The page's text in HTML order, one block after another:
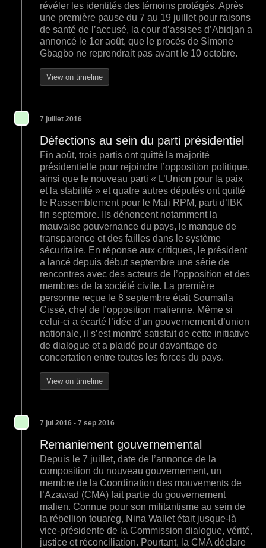
révéler les identités des témoins protégés. Après
une première pause du 7 au 19 juillet pour raisons
de santé de l’accusé, la cour d’assises d’Abidjan a
annoncé le 1er août, que le procès de Simone
Gbagbo ne reprendrait pas avant le 10 octobre.
View on timeline
7 juillet 2016
Défections au sein du parti présidentiel
Fin août, trois partis ont quitté la majorité
présidentielle pour rejoindre l’opposition politique,
ainsi que le nouveau parti « L’Union pour la paix
et la stabilité » et quatre autres députés ont quitté
le Rassemblement pour le Mali RPM, parti d’IBK
fin septembre. Ils dénoncent notamment la
mauvaise gouvernance du pays, le manque de
transparence et des failles dans le système
sécuritaire. En réponse aux critiques, le président
a lancé depuis début septembre une série de
rencontres avec des acteurs de l’opposition et des
membres de la société civile. La première
personne reçue le 8 septembre était Soumaïla
Cissé, chef de l’opposition malienne. Même si
celui-ci a écarté l’idée d’un gouvernement d’union
nationale, il s’est montré satisfait de cette initiative
de dialogue et a plaidé pour davantage de
concertation entre toutes les forces du pays.
View on timeline
7 jul 2016 - 7 sep 2016
Remaniement gouvernemental
Depuis le 7 juillet, date de l’annonce de la
composition du nouveau gouvernement, un
membre de la Coordination des mouvements de
l’Azawad (CMA) fait partie du gouvernement
malien. Connue pour son militantisme au sein de
la rébellion touareg, Nina Wallet était jusque-là
vice-présidente de la Commission dialogue, vérité,
justice et réconciliation. Pourtant, la CMA déclare